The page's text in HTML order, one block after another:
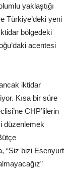
yaklaştığı
Türkiye’deki yeni
bölgedeki
acentesi
iktidar
Kısa bir süre
CHP’lilerin
düzenlemek
“Siz bizi Esenyurt